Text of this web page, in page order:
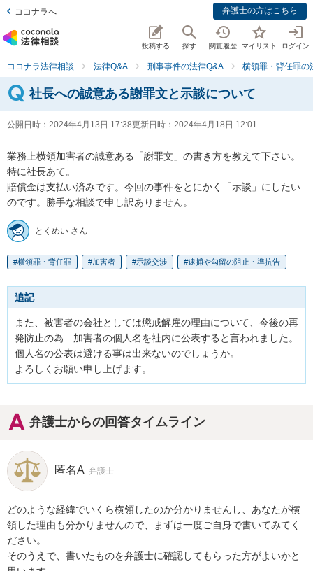
ココナラへ 弁護士の方はこちら
投稿する 探す 閲覧履歴 マイリスト ログイン
ココナラ法律相談 法律Q&A 刑事事件の法律Q&A 横領罪・背任罪の
社長への誠意ある謝罪文と示談について
公開日時： 2024年4月13日 17:38更新日時： 2024年4月18日 12:01
業務上横領加害者の誠意ある「謝罪文」の書き方を教えて下さい。
特に社長あて。
賠償金は支払い済みです。今回の事件をとにかく「示談」にしたい
のです。勝手な相談で申し訳ありません。
とくめい さん
横領罪・背任罪 加害者 示談交渉 逮捕や勾留の阻止・準抗告
追記
また、被害者の会社としては懲戒解雇の理由について、今後の再
発防止の為　加害者の個人名を社内に公表すると言われました。
個人名の公表は避ける事は出来ないのでしょうか。
よろしくお願い申し上げます。
弁護士からの回答タイムライン
匿名A 弁護士
どのような経緯でいくら横領したのか分かりませんし、あなたが横
領した理由も分かりませんので、まずは一度ご自身で書いてみてく
ださい。
そのうえで、書いたものを弁護士に確認してもらった方がよいかと